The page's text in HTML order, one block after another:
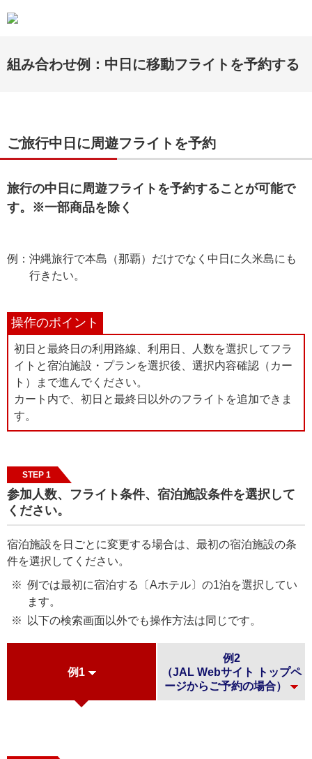
組み合わせ例：中日に移動フライトを予約する
ご旅行中日に周遊フライトを予約
旅行の中日に周遊フライトを予約することが可能で
す。※一部商品を除く
例： 沖縄旅行で本島（那覇）だけでなく中日に久米島にも
行きたい。
操作のポイント
初日と最終日の利用路線、利用日、人数を選択してフラ
イトと宿泊施設・プランを選択後、選択内容確認（カー
ト）まで進んでください。
カート内で、初日と最終日以外のフライトを追加できま
す。
STEP 1
参加人数、フライト条件、宿泊施設条件を選択して
ください。
宿泊施設を日ごとに変更する場合は、最初の宿泊施設の条
件を選択してください。
例では最初に宿泊する〔Aホテル〕の1泊を選択してい
ます。
以下の検索画面以外でも操作方法は同じです。
例1
例2
（JAL Webサイト トップペ
ージからご予約の場合）